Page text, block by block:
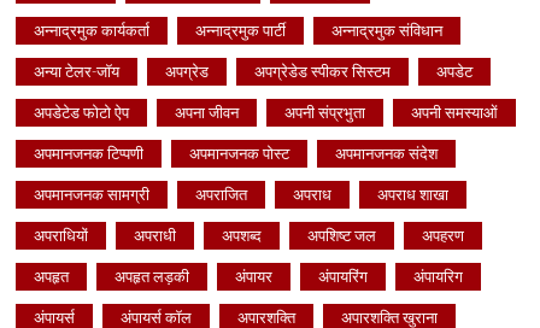
अन्नाद्रमुक कार्यकर्ता अन्नाद्रमुक पार्टी अन्नाद्रमुक संविधान
अन्या टेलर-जॉय अपग्रेड अपग्रेडेड स्पीकर सिस्टम अपडेट
अपडेटेड फोटो ऐप अपना जीवन अपनी संप्रभुता अपनी समस्याओं
अपमानजनक टिप्पणी अपमानजनक पोस्ट अपमानजनक संदेश
अपमानजनक सामग्री अपराजित अपराध अपराध शाखा
अपराधियों अपराधी अपशब्द अपशिष्ट जल अपहरण
अपहृत अपहृत लड़की अंपायर अंपायरिंग अंपायरिग
अंपायर्स अंपायर्स कॉल अपारशक्ति अपारशक्ति खुराना